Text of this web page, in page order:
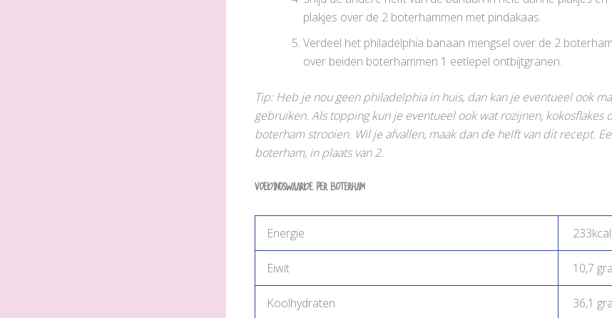
plakjes over de 2 boterhammen met pindakaas.
Verdeel het philadelphia banaan mengsel over de 2
over beiden boterhammen 1 eetlepel ontbijtgranen.
Tip: Heb je nou geen philadelphia in huis, dan kan je eventueel ook
gebruiken. Als topping kun je eventueel ook wat rozijnen, kokosflakes
boterham strooien. Wil je afvallen, maak dan de helft van dit recept.
boterham, in plaats van 2.
Voedingswaarde per boterham
Energie 233kcal
Eiwit 10,7
Koolhydraten 36,1